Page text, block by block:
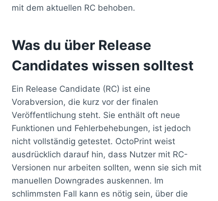
mit dem aktuellen RC behoben.
Was du über Release
Candidates wissen solltest
Ein Release Candidate (RC) ist eine
Vorabversion, die kurz vor der finalen
Veröffentlichung steht. Sie enthält oft neue
Funktionen und Fehlerbehebungen, ist jedoch
nicht vollständig getestet. OctoPrint weist
ausdrücklich darauf hin, dass Nutzer mit RC-
Versionen nur arbeiten sollten, wenn sie sich mit
manuellen Downgrades auskennen. Im
schlimmsten Fall kann es nötig sein, über die